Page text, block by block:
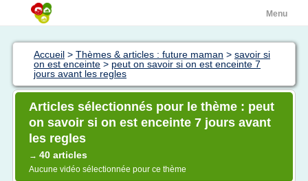
Menu
Accueil > Thèmes & articles : future maman > savoir si
on est enceinte > peut on savoir si on est enceinte 7
jours avant les regles
Articles sélectionnés pour le thème : peut
on savoir si on est enceinte 7 jours avant
les regles
→ 40 articles
Aucune vidéo sélectionnée pour ce thème